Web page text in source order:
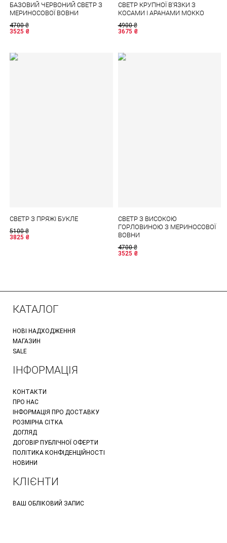
БАЗОВИЙ ЧЕРВОНИЙ СВЕТР З
МЕРИНОСОВОЇ ВОВНИ
4700₴
3525 ₴
СВЕТР КРУПНОЇ В'ЯЗКИ З
КОСАМИ І АРАНАМИ МОККО
4900₴
3675 ₴
СВЕТР З ПРЯЖІ БУКЛЕ
5100₴
3825 ₴
СВЕТР З ВИСОКОЮ
ГОРЛОВИНОЮ З МЕРИНОСОВОЇ
ВОВНИ
4700₴
3525 ₴
КАТАЛОГ
НОВІ НАДХОДЖЕННЯ
МАГАЗИН
SALE
ІНФОРМАЦІЯ
КОНТАКТИ
ПРО НАС
ІНФОРМАЦІЯ ПРО ДОСТАВКУ
РОЗМІРНА СІТКА
ДОГЛЯД
ДОГОВІР ПУБЛІЧНОЇ ОФЕРТИ
ПОЛІТИКА КОНФІДЕНЦІЙНОСТІ
НОВИНИ
КЛІЄНТИ
ВАШ ОБЛІКОВИЙ ЗАПИС